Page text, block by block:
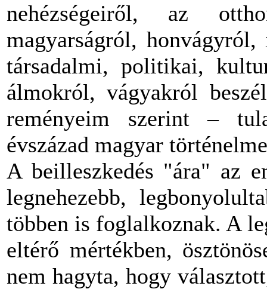
nehézségeiről, az
magyarságról,
társadalmi, politikai,
álmokról, vágyakról
reményeim szerint –
évszázad magyar
A beilleszkedés "ára" az
legnehezebb,
többen is foglalkoznak. A
eltérő mértékben,
nem hagyta, hogy